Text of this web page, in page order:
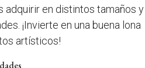
adquirir en distintos tamaños y
¡Invierte en una buena lona
artísticos!